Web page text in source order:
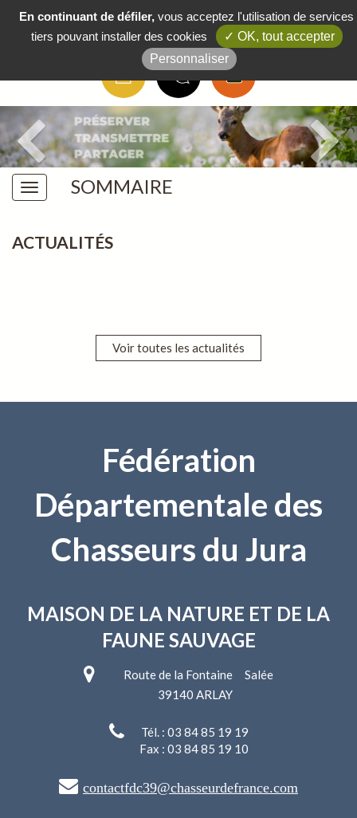
Boutique / FAQ / Actus / Contact
SOMMAIRE
ACTUALITÉS
Voir toutes les actualités
Fédération
Départementale des
Chasseurs du Jura
MAISON DE LA NATURE ET DE LA
FAUNE SAUVAGE
Route de la Fontaine Salée
39140 ARLAY
Tél. : 03 84 85 19 19
Fax : 03 84 85 19 10
contactfdc39@chasseurdefrance.com
En continuant de défiler, vous acceptez l'utilisation de services
tiers pouvant installer des cookies
✓ OK, tout accepter
Personnaliser